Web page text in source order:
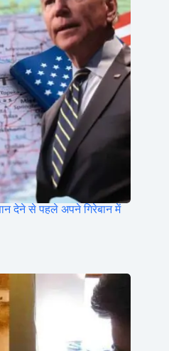
देने से पहले अपने गिरेबान में